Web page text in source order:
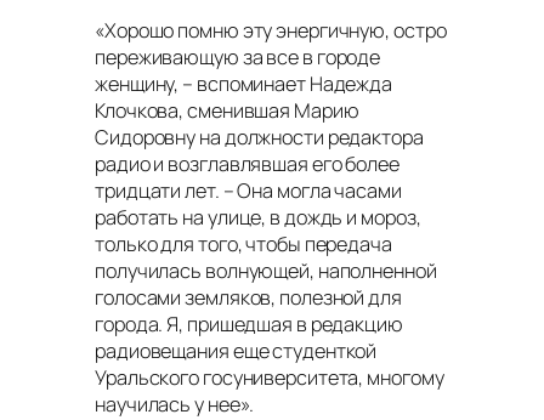
«Хорошо помню эту энергичную, остро
переживающую за все в городе
женщину, – вспоминает Надежда
Клочкова, сменившая Марию
Сидоровну на должности редактора
радио и возглавлявшая его более
тридцати лет. – Она могла часами
работать на улице, в дождь и мороз,
только для того, чтобы передача
получилась волнующей, наполненной
голосами земляков, полезной для
города. Я, пришедшая в редакцию
радиовещания еще студенткой
Уральского госуниверситета, многому
научилась у нее».